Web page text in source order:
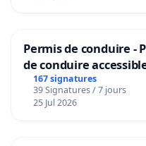
Permis de conduire -
de conduire
Bruxelles
167 signatures
39 Signatures / 7 jours
25 Jul 2026